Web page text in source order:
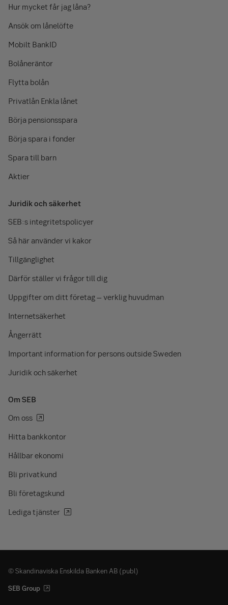
Hur mycket får jag låna?
Ansök om lånelöfte
Mobilt BankID
Bolåneräntor
Flytta bolån
Privatlån Enkla lånet
Börja pensionsspara
Börja spara i fonder
Spara till barn
Aktier
Juridik och säkerhet
SEB:s integritetspolicyer
Så här använder vi kakor
Tillgänglighet
Därför ställer vi frågor till dig
Uppgifter om ditt företag – verklig huvudman
Internetsäkerhet
Ångerrätt
Important information for persons outside Sweden
Juridik och säkerhet
Om SEB
Om oss
Hitta bankkontor
Hållbar ekonomi
Bli privatkund
Bli företagskund
Lediga tjänster
© Skandinaviska Enskilda Banken AB (publ)
SEB Group